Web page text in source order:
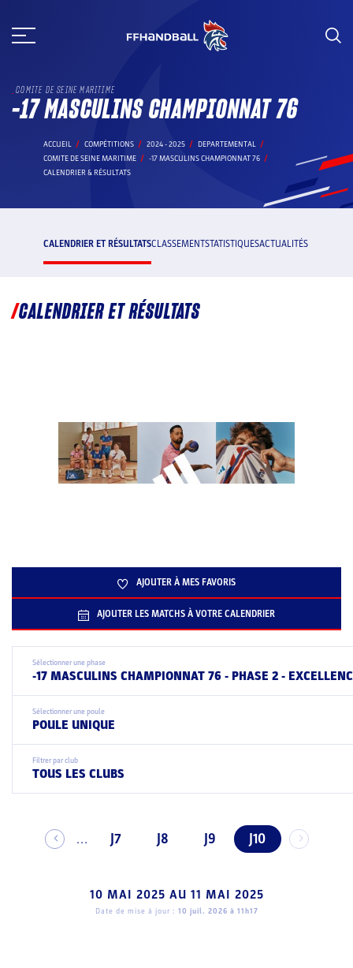
au
COMITE DE SEINE MARITIME
-17 MASCULINS CHAMPIONNAT 76
ACCUEIL COMPÉTITIONS 2024 - 2025
DEPARTEMENTAL
COMITE DE SEINE MARITIME
-17 MASCULINS CHAMPIONNAT 76
CALENDRIER & RÉSULTATS
CALENDRIER ET RÉSULTATSCLASSEMENTSTATISTIQUESACTUALITÉS
CALENDRIER ET RÉSULTATS
AJOUTER À MES FAVORIS
AJOUTER LES MATCHS À VOTRE CALENDRIER
Sélectionner une phase
-17 MASCULINS CHAMPIONNAT 76 - PHASE 2 -
Sélectionner une poule
POULE UNIQUE
Filtrer par club
TOUS LES CLUBS
... J7 J8 J9 J10
10 MAI 2025 AU 11 MAI 2025
Date de mise à jour : 10 juil. 2026 à 11h17